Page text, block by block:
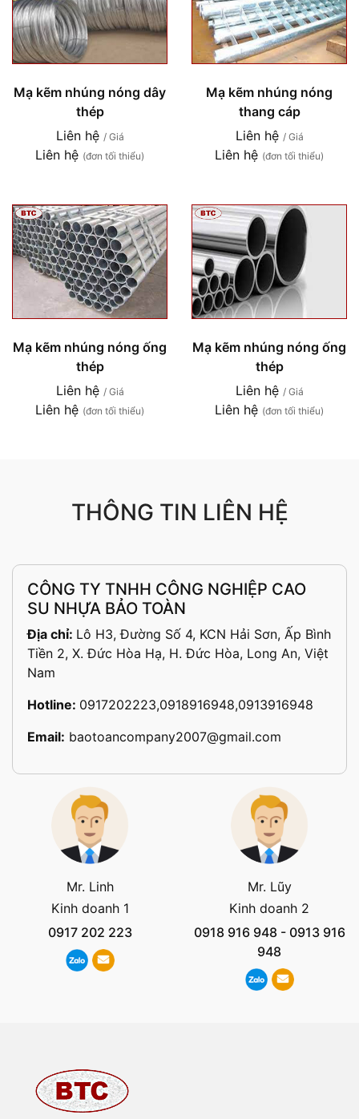
Mạ kẽm nhúng nóng dây
thép
Liên hệ / Giá
Liên hệ (đơn tối thiểu)
Mạ kẽm nhúng nóng
thang cáp
Liên hệ / Giá
Liên hệ (đơn tối thiểu)
Mạ kẽm nhúng nóng ống
thép
Liên hệ / Giá
Liên hệ (đơn tối thiểu)
Mạ kẽm nhúng nóng ống
thép
Liên hệ / Giá
Liên hệ (đơn tối thiểu)
THÔNG TIN LIÊN HỆ
CÔNG TY TNHH CÔNG NGHIỆP CAO
SU NHỰA BẢO TOÀN
Địa chỉ: Lô H3, Đường Số 4, KCN Hải Sơn, Ấp Bình
Tiền 2, X. Đức Hòa Hạ, H. Đức Hòa, Long An, Việt
Nam
Hotline: 0917202223,0918916948,0913916948
Email: baotoancompany2007@gmail.com
Mr. Linh
Kinh doanh 1
0917 202 223
Mr. Lũy
Kinh doanh 2
0918 916 948- 0913 916
948